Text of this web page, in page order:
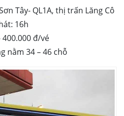
Tây- QL1A, thị trấn Lăng Cô
16h
400.000 đ/vé
nằm 34 – 46 chỗ